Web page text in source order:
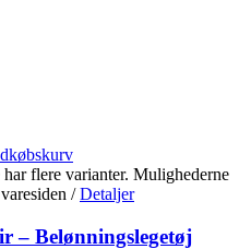
har flere varianter. Mulighederne
/ Detaljer
– Belønningslegetøj